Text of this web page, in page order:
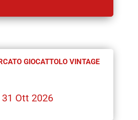
GIOCATTOLO VINTAGE
31 Ott 2026